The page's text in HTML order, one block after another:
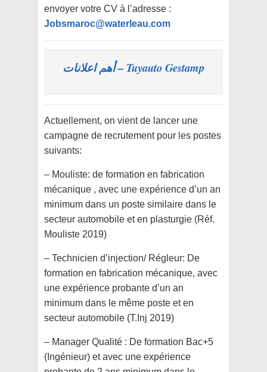
envoyer votre CV à l’adresse :
Jobsmaroc@waterleau.com
Tuyauto Gestamp – أهم اعلانات
Actuellement, on vient de lancer une
campagne de recrutement pour les postes
suivants:
– Mouliste: de formation en fabrication
mécanique , avec une expérience d’un an
minimum dans un poste similaire dans le
secteur automobile et en plasturgie (Réf.
Mouliste 2019)
– Technicien d’injection/ Régleur: De
formation en fabrication mécanique, avec
une expérience probante d’un an
minimum dans le même poste et en
secteur automobile (T.Inj 2019)
– Manager Qualité : De formation Bac+5
(Ingénieur) et avec une expérience